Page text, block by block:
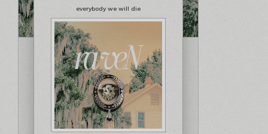
everybody we will die